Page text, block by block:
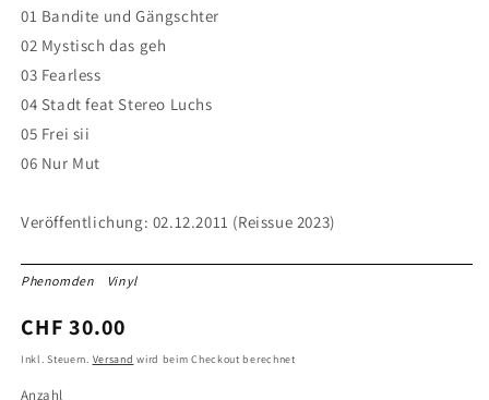
01 Bandite und Gängschter
02 Mystisch das geh
03 Fearless
04 Stadt feat Stereo Luchs
05 Frei sii
06 Nur Mut
Veröffentlichung: 02.12.2011 (Reissue 2023)
Phenomden Vinyl
Normaler
Preis
CHF 30.00
Inkl. Steuern. Versand wird beim Checkout berechnet
Anzahl